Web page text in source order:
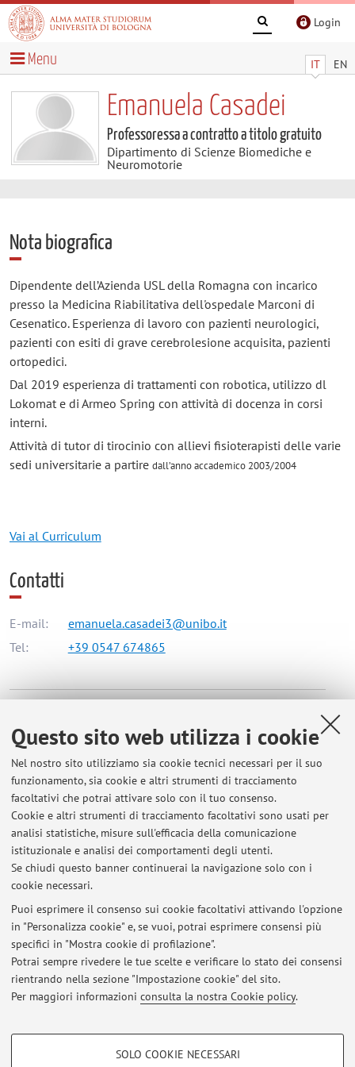
Questo sito web utilizza i cookie
Nel nostro sito utilizziamo sia cookie tecnici necessari per il suo
funzionamento, sia cookie e altri strumenti di tracciamento
facoltativi che potrai attivare solo con il tuo consenso.
Cookie e altri strumenti di tracciamento facoltativi sono usati per
analisi statistiche, misure sull'efficacia della comunicazione
istituzionale e analisi dei comportamenti degli utenti.
Se chiudi questo banner continuerai la navigazione solo con i
cookie necessari.
Puoi esprimere il consenso sui cookie facoltativi attivando l'opzione
in "Personalizza cookie" e, se vuoi, potrai esprimere consensi più
specifici in "Mostra cookie di profilazione".
Potrai sempre rivedere le tue scelte e verificare lo stato dei consensi
rientrando nella sezione "Impostazione cookie" del sito.
Per maggiori informazioni consulta la nostra Cookie policy.
COOKIE DI PROFILAZIONE - FACOLTATIVI
SOLO COOKIE NECESSARI
Login
IT EN
Menu
Emanuela Casadei
Professoressa a contratto a titolo gratuito
Dipartimento di Scienze Biomediche e
Neuromotorie
Nota biografica
Dipendente dell’Azienda USL della Romagna con incarico
presso la Medicina Riabilitativa dell'ospedale Marconi di
Cesenatico. Esperienza di lavoro con pazienti neurologici,
pazienti con esiti di grave cerebrolesione acquisita, pazienti
ortopedici.
Dal 2019 esperienza di trattamenti con robotica, utilizzo dl
Lokomat e di Armeo Spring con attività di docenza in corsi
interni.
Attività di tutor di tirocinio con allievi fisioterapisti delle varie
sedi universitarie a partire dall’anno accademico 2003/2004
Vai al Curriculum
Contatti
E-mail:
emanuela.casadei3@unibo.it
Tel:
+39 0547 674865
Via Massarenti 9, Bologna -
Vai alla mappa
Orario di ricevimento
Su appuntamento presso Ospedale G. Marconi Cesenatico,
previo contatto telefonico o e-mail.
Ultimi avvisi
Al momento non sono presenti avvisi.